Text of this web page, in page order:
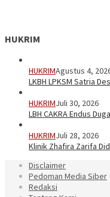
HUKRIM
HUKRIMAgustus 4,
LKBH LPKSM Satria
HUKRIMJuli 30, 2026
LBH CAKRA Endus
HUKRIMJuli 28, 2026
Klinik Zhafira Zarifa
Disclaimer
Pedoman Media Siber
Redaksi